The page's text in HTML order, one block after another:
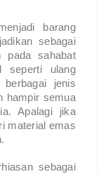
barang
sebagai
pada sahabat
seperti ulang
jenis
hampir semua
Apalagi jika
material emas
sebagai